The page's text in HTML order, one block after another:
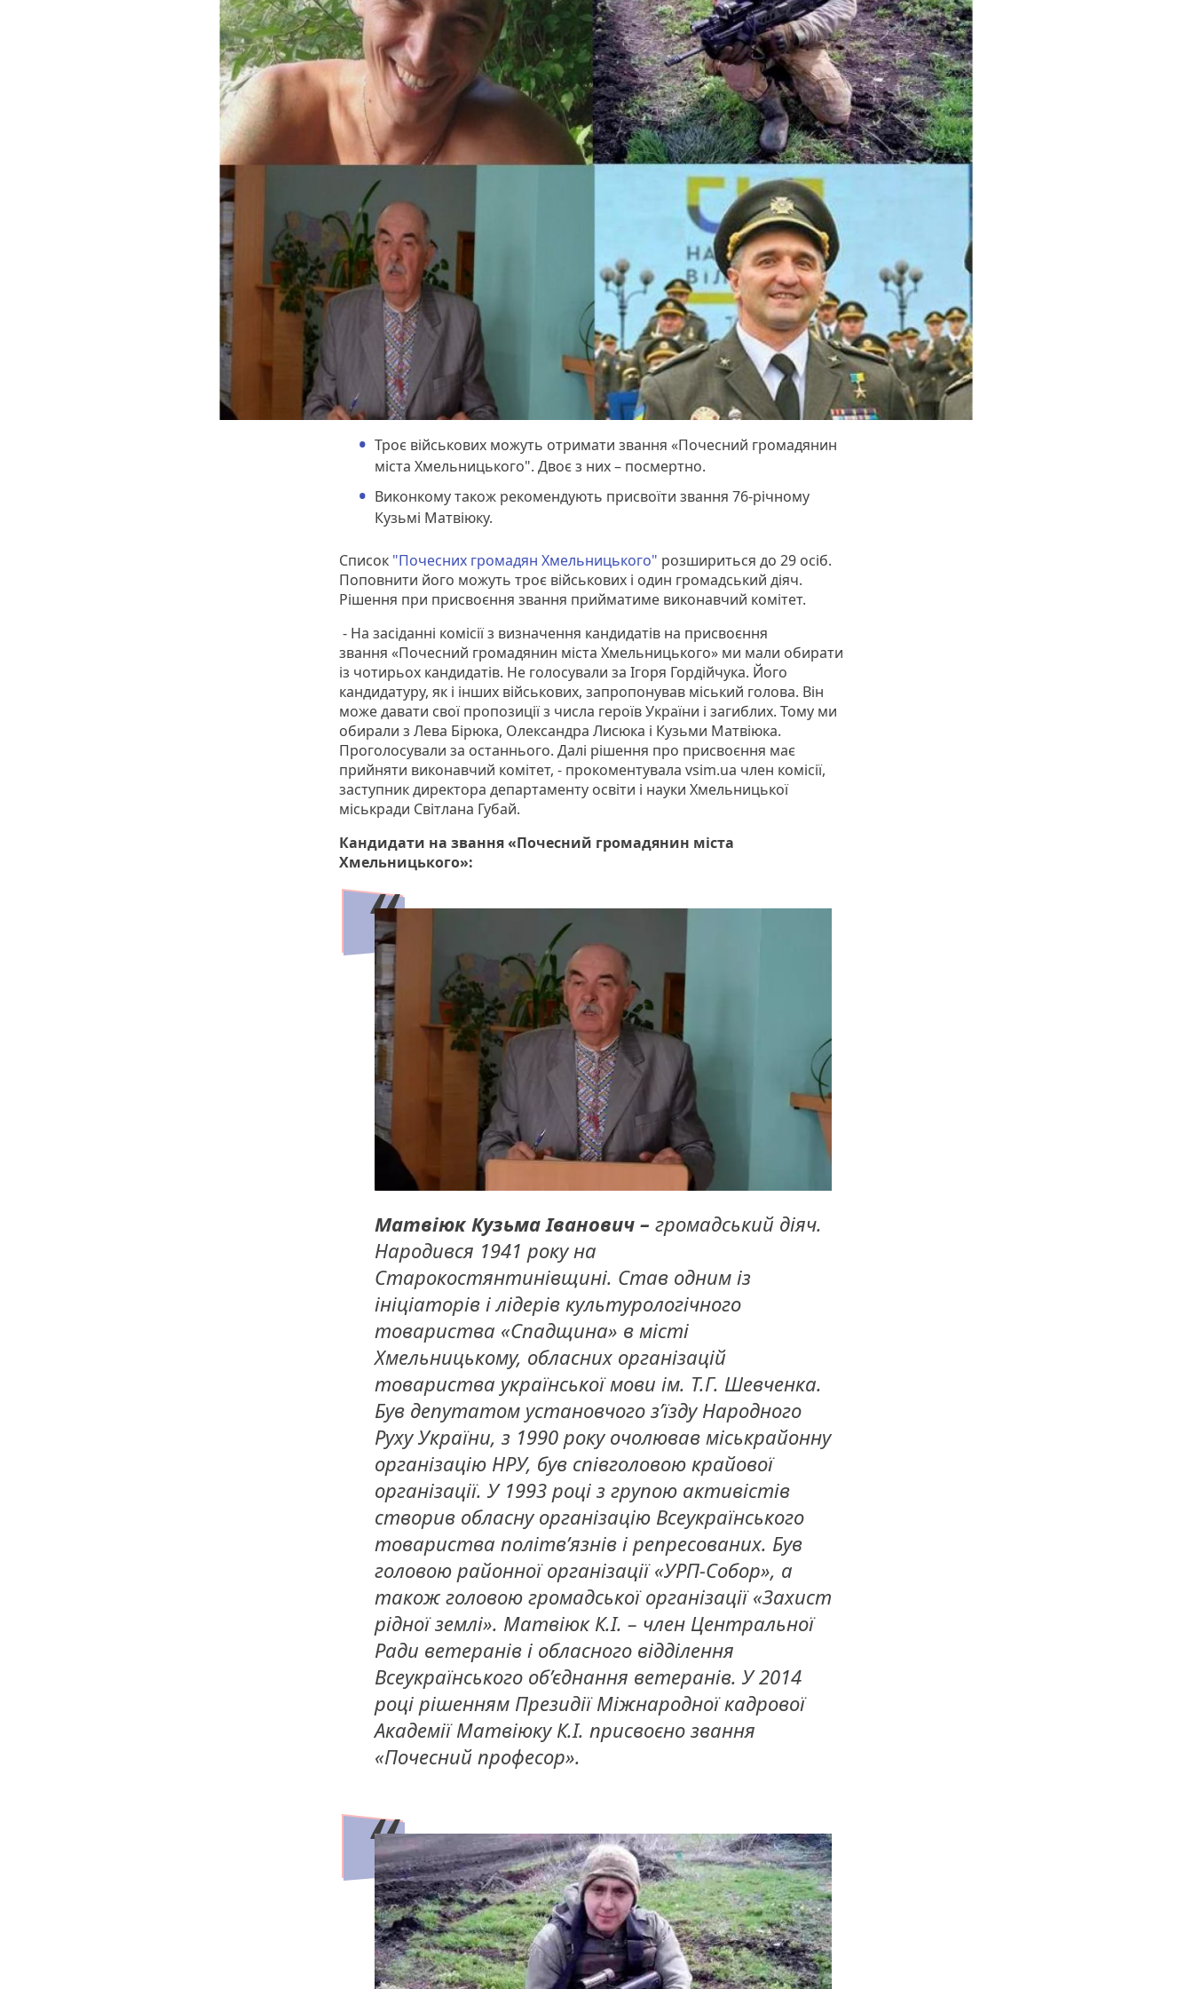
Троє військових можуть отримати звання «Почесний громадянин
міста Хмельницького". Двоє з них – посмертно.
Виконкому також рекомендують присвоїти звання 76-річному
Кузьмі Матвіюку.
Список "Почесних громадян Хмельницького" розшириться до 29 осіб.
Поповнити його можуть троє військових і один громадський діяч.
Рішення при присвоєння звання прийматиме виконавчий комітет.
- На засіданні комісії з визначення кандидатів на присвоєння
звання «Почесний громадянин міста Хмельницького» ми мали обирати
із чотирьох кандидатів. Не голосували за Ігоря Гордійчука. Його
кандидатуру, як і інших військових, запропонував міський голова. Він
може давати свої пропозиції з числа героїв України і загиблих. Тому ми
обирали з Лева Бірюка, Олександра Лисюка і Кузьми Матвіюка.
Проголосували за останнього. Далі рішення про присвоєння має
прийняти виконавчий комітет, - прокоментувала vsim.ua член комісії,
заступник директора департаменту освіти і науки Хмельницької
міськради Світлана Губай.
Кандидати на звання «Почесний громадянин міста
Хмельницького»:
Матвіюк Кузьма Іванович – громадський діяч.
Народився 1941 року на
Старокостянтинівщині. Став одним із
ініціаторів і лідерів культурологічного
товариства «Спадщина» в місті
Хмельницькому, обласних організацій
товариства української мови ім. Т.Г. Шевченка.
Був депутатом установчого з’їзду Народного
Руху України, з 1990 року очолював міськрайонну
організацію НРУ, був співголовою крайової
організації. У 1993 році з групою активістів
створив обласну організацію Всеукраїнського
товариства політв’язнів і репресованих. Був
головою районної організації «УРП-Собор», а
також головою громадської організації «Захист
рідної землі». Матвіюк К.І. – член Центральної
Ради ветеранів і обласного відділення
Всеукраїнського об’єднання ветеранів. У 2014
році рішенням Президії Міжнародної кадрової
Академії Матвіюку К.І. присвоєно звання
«Почесний професор».